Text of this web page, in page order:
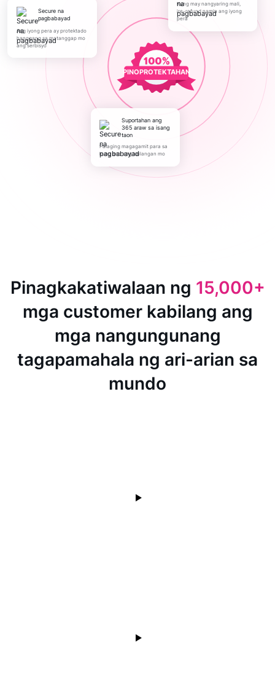
PINOPROTEKTAHAN
Secure na
pagbabayad
Ang iyong pera ay protektado
hanggang sa matanggap mo
ang serbisyo
Kung may nangyaring mali,
ire-refund namin ang iyong
pera
Suportahan ang
365 araw sa isang
taon
Palaging magagamit para sa
kung ano ang kailangan mo
Pinagkakatiwalaan ng 15,000+
mga customer kabilang ang
mga nangungunang
tagapamahala ng ari-arian sa
mundo